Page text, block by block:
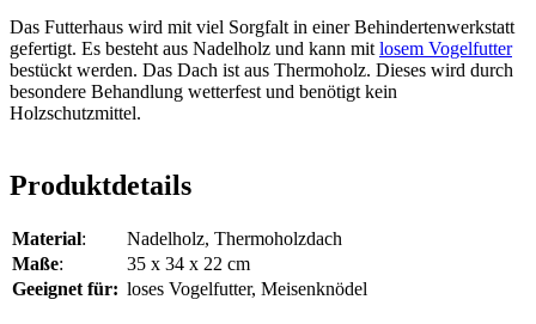
Das Futterhaus wird mit viel Sorgfalt in einer Behindertenwerkstatt
gefertigt. Es besteht aus Nadelholz und kann mit losem Vogelfutter
bestückt werden. Das Dach ist aus Thermoholz. Dieses wird durch
besondere Behandlung wetterfest und benötigt kein
Holzschutzmittel.
Produktdetails
Material:
Nadelholz, Thermoholzdach
Maße:
35 x 34 x 22 cm
Geeignet für: loses Vogelfutter, Meisenknödel